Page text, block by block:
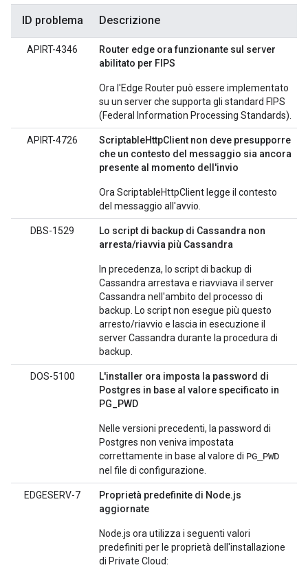
ID problema Descrizione
APIRT-4346
Router edge ora funzionante sul server
abilitato per FIPS
Ora l'Edge Router può essere implementato
su un server che supporta gli standard FIPS
(Federal Information Processing Standards).
APIRT-4726
ScriptableHttpClient non deve presupporre
che un contesto del messaggio sia ancora
presente al momento dell'invio
Ora ScriptableHttpClient legge il contesto
del messaggio all'avvio.
DBS-1529
Lo script di backup di Cassandra non
arresta/riavvia più Cassandra
In precedenza, lo script di backup di
Cassandra arrestava e riavviava il server
Cassandra nell'ambito del processo di
backup. Lo script non esegue più questo
arresto/riavvio e lascia in esecuzione il
server Cassandra durante la procedura di
backup.
DOS-5100
L'installer ora imposta la password di
Postgres in base al valore specificato in
PG_PWD
Nelle versioni precedenti, la password di
Postgres non veniva impostata
correttamente in base al valore di PG_PWD
nel file di configurazione.
EDGESERV-7
Proprietà predefinite di Node.js
aggiornate
Node.js ora utilizza i seguenti valori
predefiniti per le proprietà dell'installazione
di Private Cloud: